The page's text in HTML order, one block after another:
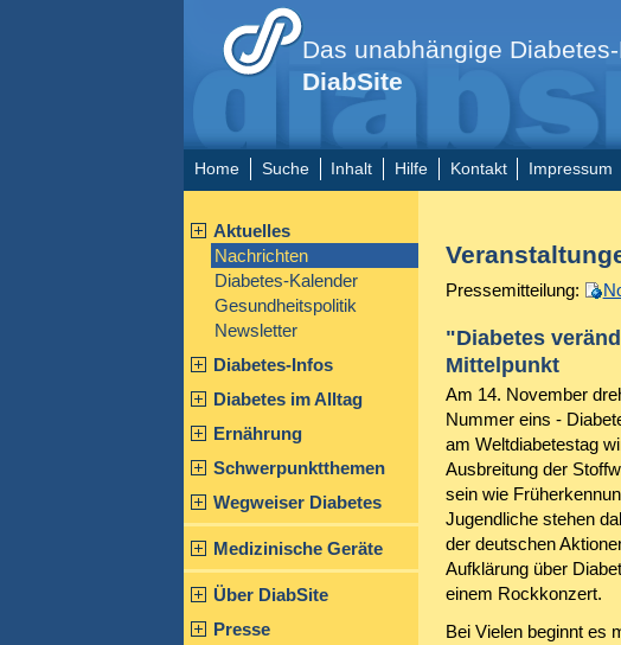
Das unabhängige
DiabSite
Home Suche Inhalt Hilfe Kontakt Impressum
Aktuelles
Nachrichten
Diabetes-Kalender
Gesundheitspolitik
Newsletter
Diabetes-Infos
Diabetes im Alltag
Ernährung
Schwerpunktthemen
Wegweiser Diabetes
Medizinische Geräte
Über DiabSite
Presse
Pressemitteilung:
"Diabetes
Mittelpunkt
Am 14. November
Nummer eins -
am Weltdiabetestag
Ausbreitung der
sein wie
Jugendliche stehen
der deutschen
Aufklärung über
einem Rockkonzert.
Bei Vielen beginnt es